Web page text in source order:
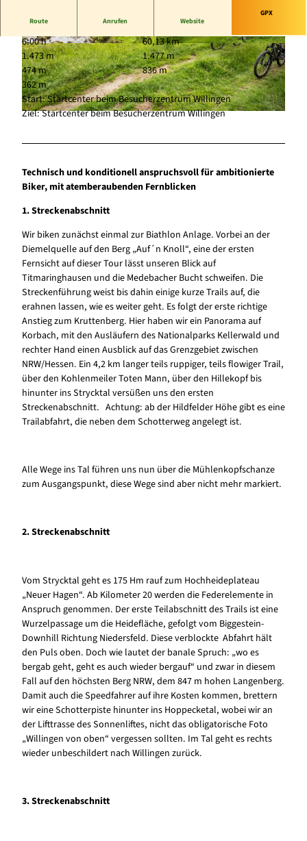
© Ralf Schanze | CC-BY-SA
© Ralf Schanze |CC-BY-SA © Ralf Schanze |CC-BY-SA
Route Anrufen Website
GPX
6:00 h
60,13 km
1.473 m
1.477 m
474 m
836 m
362 m
Start: Startcenter beim Besucherzentrum Willingen
Ziel: Startcenter beim Besucherzentrum Willingen
Technisch und konditionell anspruchsvoll für ambitionierte
Biker, mit atemberaubenden Fernblicken
1. Streckenabschnitt
Wir biken zunächst einmal zur Biathlon Anlage. Vorbei an der
Diemelquelle auf den Berg „Auf´n Knoll“, eine der ersten
Fernsicht auf dieser Tour lässt unseren Blick auf
Titmaringhausen und die Medebacher Bucht schweifen. Die
Streckenführung weist bis dahin einige kurze Trails auf, die
erahnen lassen, wie es weiter geht. Es folgt der erste richtige
Anstieg zum Kruttenberg. Hier haben wir ein Panorama auf
Korbach, mit den Ausläufern des Nationalparks Kellerwald und
rechter Hand einen Ausblick auf das Grenzgebiet zwischen
NRW/Hessen. Ein 4,2 km langer teils ruppiger, teils flowiger Trail,
über den Kohlenmeiler Toten Mann, über den Hillekopf bis
hinunter ins Strycktal versüßen uns den ersten
Streckenabschnitt. Achtung: ab der Hildfelder Höhe gibt es eine
Trailabfahrt, die neben dem Schotterweg angelegt ist.
Alle Wege ins Tal führen uns nun über die Mühlenkopfschanze
zum Ausgangspunkt, diese Wege sind aber nicht mehr markiert.
2. Streckenabschnitt
Vom Strycktal geht es 175 Hm rauf zum Hochheideplateau
„Neuer Hagen“. Ab Kilometer 20 werden die Federelemente in
Anspruch genommen. Der erste Teilabschnitt des Trails ist eine
Wurzelpassage um die Heidefläche, gefolgt vom Biggestein-
Downhill Richtung Niedersfeld. Diese verblockte Abfahrt hält
den Puls oben. Doch wie lautet der banale Spruch: „wo es
bergab geht, geht es auch wieder bergauf“ und zwar in diesem
Fall auf den höchsten Berg NRW, dem 847 m hohen Langenberg.
Damit auch die Speedfahrer auf ihre Kosten kommen, brettern
wir eine Schotterpiste hinunter ins Hoppecketal, wobei wir an
der Lifttrasse des Sonnenliftes, nicht das obligatorische Foto
„Willingen von oben“ vergessen sollten. Im Tal geht es rechts
wieder unbeschildert nach Willingen zurück.
3. Streckenabschnitt